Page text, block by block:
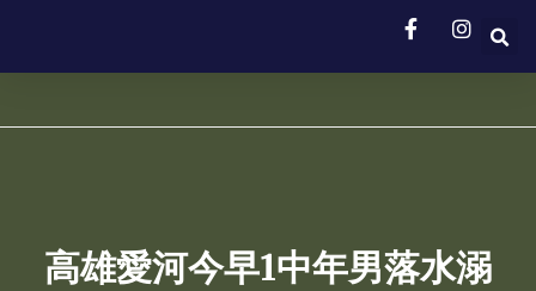
高雄愛河今早1中年男落水溺